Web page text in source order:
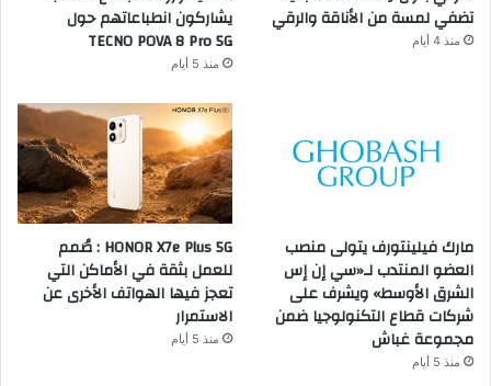
تضفي لمسة من الأناقة والرقي
منذ 4 أيام
يشاركون انطباعاتهم حول
TECNO POVA 8 Pro 5G
منذ 5 أيام
مارك فيلينتورف يتولى منصب
العضو المنتدب لـ«سي إن إس
الشرق الأوسط» ويشرف على
شركات قطاع التكنولوجيا ضمن
مجموعة غباش
منذ 5 أيام
HONOR X7e Plus 5G : صُمم
للعمل بثقة في الأماكن التي
تعجز فيها الهواتف الأخرى عن
الاستمرار
منذ 5 أيام